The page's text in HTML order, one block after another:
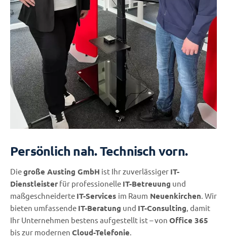
Persönlich nah. Technisch vorn.
Diegroße Austing GmbH ist Ihr zuverlässiger IT-
Dienstleister für professionelle IT-Betreuung und
maßgeschneiderte IT-Services im Raum Neuenkirchen. Wir
bieten umfassende IT-Beratung und IT-Consulting, damit
Ihr Unternehmen bestens aufgestellt ist – von Office 365
bis zur modernen Cloud-Telefonie.